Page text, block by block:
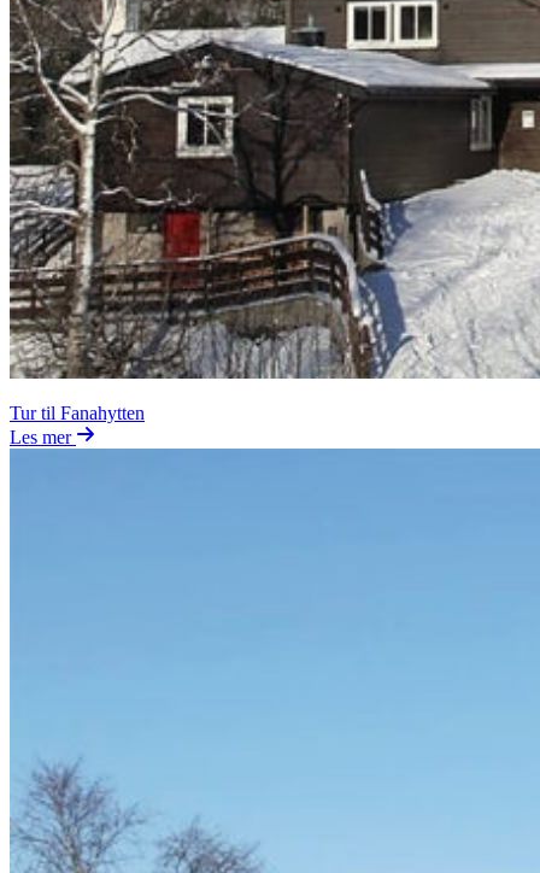
Tur til Fanahytten
Les mer